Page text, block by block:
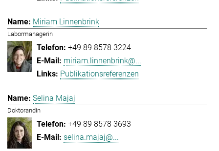
Miriam Linnenbrink
Labormanagerin
+49 89 8578 3224
miriam.linnenbrink@...
Publikationsreferenzen
Selina Majaj
Doktorandin
+49 89 8578 3693
selina.majaj@...